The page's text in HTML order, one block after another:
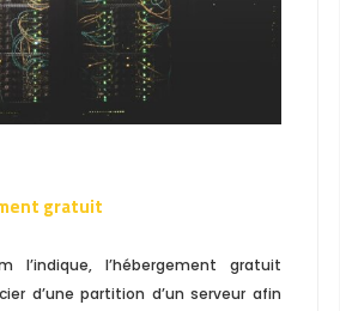
gratuit
l’indique, l’hébergement gratuit
d’une partition d’un serveur afin